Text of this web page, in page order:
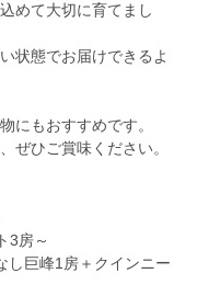
めて大切に育てまし
状態でお届けできるよ
にもおすすめです。
ぜひご賞味ください。
3房～
巨峰1房＋クインニー